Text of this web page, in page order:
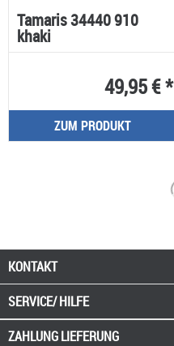
Tamaris 34440 910
khaki
49,95 € *
ZUM PRODUKT
KONTAKT
SERVICE/ HILFE
ZAHLUNGLIEFERUNG